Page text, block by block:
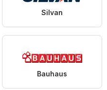
Silvan
Bauhaus